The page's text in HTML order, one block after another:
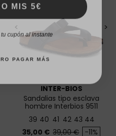
< >
INTER-BIOS
Sandalias tipo esclava
hombre Interbios 9511
39 40 41 42 43 44
Precio
35,00 € Precio base
39,00 € -11%
cupón al instante
PAGAR MÁS